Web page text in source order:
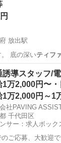
放出駅
底の深いティフ
出駅 調理器具
誘導スタッフ/
1万2,000円〜
1万2,000円～1
社PAVING
千代田区
サー：求人ボック
のご応募、大歓迎